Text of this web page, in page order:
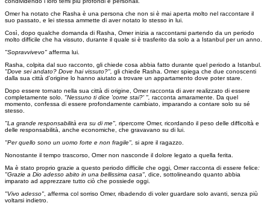
Omer ha notato che Rasha è una persona che non si è mai aperta molto nel raccontare il
suo passato, e lei stessa ammette di aver notato lo stesso in lui.
Così, dopo qualche domanda di Rasha, Omer inizia a raccontarsi partendo da un periodo
molto difficile che ha vissuto, durante il quale si è trasferito da solo a a Istanbul per un anno.
"Sopravvivevo" afferma lui.
Rasha, colpita dal suo racconto, gli chiede cosa abbia fatto durante quel periodo a Istanbul.
"Dove sei andato? Dove hai vissuto?", gli chiede Rasha. Omer spiega che due conoscenti
dalla sua città d'origine lo hanno aiutato a trovare un appartamento dove poter stare.
Dopo essere tornato nella sua città di origine, Omer racconta di aver realizzato di essere
completamente solo. "Nessuno ti dice 'come stai?' ", racconta amaramente. Da quel
momento, confessa di essere profondamente cambiato, imparando a contare solo su sé
stesso.
"La grande responsabilità era su di me", ripercorre Omer, ricordando il peso delle difficoltà e
delle responsabilità, anche economiche, che gravavano su di lui.
"Per quello sono un uomo forte e non fragile", si apre il ragazzo.
Nonostante il tempo trascorso, Omer non nasconde il dolore legato a quella ferita.
Ma è stato proprio grazie a questo periodo difficile che oggi, Omer racconta di essere felice:
"Grazie a Dio adesso abito in una bellissima casa", dice, sottolineando quanto abbia
imparato ad apprezzare tutto ciò che possiede oggi.
"Vivo adesso", afferma col sorriso Omer, ribadendo di voler guardare solo avanti, senza più
voltarsi indietro.